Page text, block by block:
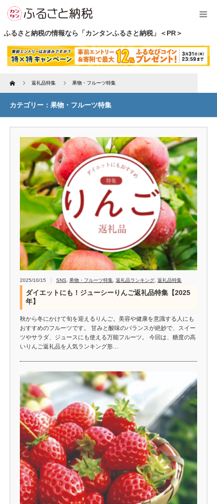
ふるさと納税の情報なら「カンタンふるさと納税」＜PR＞
Home 返礼品特集 果物・フルーツ特集
カテゴリー：果物・フルーツ特集
2025/10/15 SNS, 果物・フルーツ特集, 返礼品ランキング, 返礼品特集
ダイエットにも！ジューシーりんご返礼品特集【2025
年】
秋から冬にかけて旬を迎えるりんご。美容や健康を意識する人にも
おすすめのフルーツです。 甘みと酸味のバランスが絶妙で、スイー
ツやサラダ、ジュースにも使える万能フルーツ。 今回は、糖度の高
いりんご返礼品を人気ランキング形…